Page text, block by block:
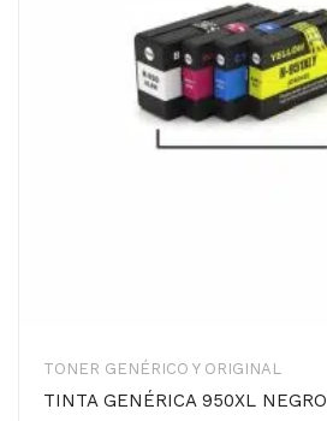
TONER GENÉRICO Y ORIGINAL
TINTA GENÉRICA 950XL NEGRO